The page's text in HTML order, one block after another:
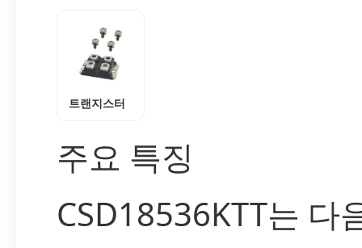
트랜지스터
주요 특징
CSD18536KTT는 다